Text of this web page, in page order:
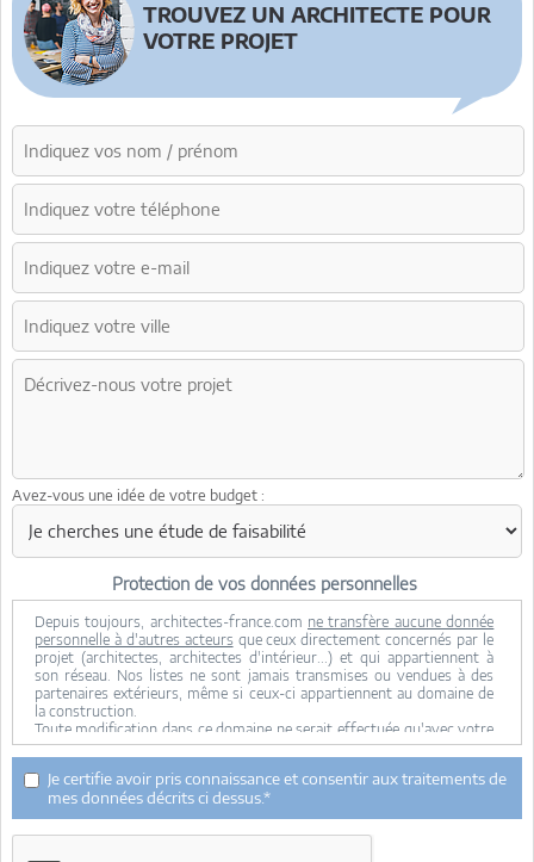
TROUVEZ UN ARCHITECTE POUR
VOTRE PROJET
Avez-vous une idée de votre budget :
Protection de vos données personnelles
Depuis toujours, architectes-france.com ne transfère aucune donnée
personnelle à d'autres acteurs que ceux directement concernés par le
projet (architectes, architectes d'intérieur...) et qui appartiennent à
son réseau. Nos listes ne sont jamais transmises ou vendues à des
partenaires extérieurs, même si ceux-ci appartiennent au domaine de
la construction.
Toute modification dans ce domaine ne serait effectuée qu'avec votre
consentement.
Je consens à ce que mes données personnelles soient collectées pour
permettre à architectes-france de transférer votre projet aux
architectes. Seul Architectes-france, ses équipes internes et la
maitrise d'oeuvre concernée par le projet y ont accès. Aucune
transmission de données à des tiers à l'exclusion de ceux décrits ci
Je certifie avoir pris connaissance et consentir aux traitements de
mes données décrits ci dessus.*